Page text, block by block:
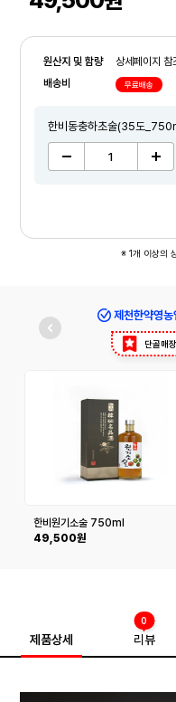
원산지 및 함량
상세페이지 참
배송비
무료배송
한비동충하초술(35도
※ 1개 이상의
제천한약영
단골매
한비원기소술 750ml
49,500원
제품상세 리뷰
0